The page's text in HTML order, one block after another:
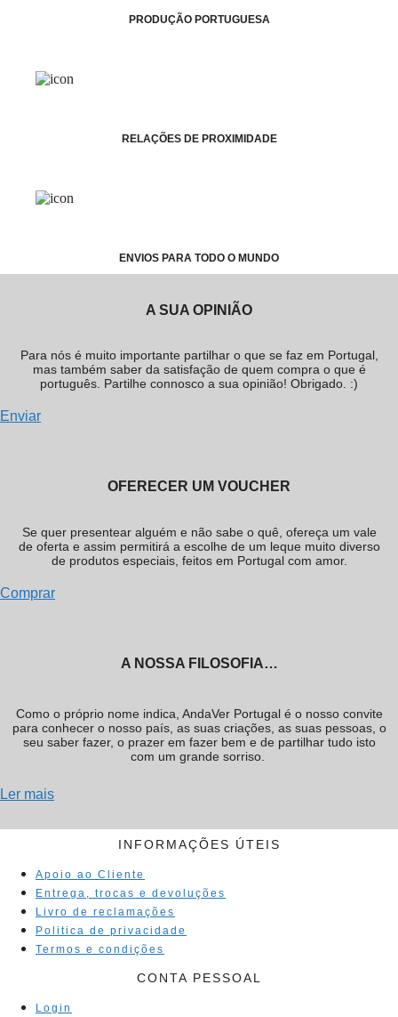
PRODUÇÃO PORTUGUESA
RELAÇÕES DE PROXIMIDADE
ENVIOS PARA TODO O MUNDO
A SUA OPINIÃO
Para nós é muito importante partilhar o que se faz em Portugal,
mas também saber da satisfação de quem compra o que é
português. Partilhe connosco a sua opinião! Obrigado. :)
Enviar
OFERECER UM VOUCHER
Se quer presentear alguém e não sabe o quê, ofereça um vale
de oferta e assim permitirá a escolhe de um leque muito diverso
de produtos especiais, feitos em Portugal com amor.
Comprar
A NOSSA FILOSOFIA…
Como o próprio nome indica, AndaVer Portugal é o nosso convite
para conhecer o nosso país, as suas criações, as suas pessoas, o
seu saber fazer, o prazer em fazer bem e de partilhar tudo isto
com um grande sorriso.
Ler mais
INFORMAÇÕES ÚTEIS
Apoio ao Cliente
Entrega, trocas e devoluções
Livro de reclamações
Politica de privacidade
Termos e condições
CONTA PESSOAL
Login